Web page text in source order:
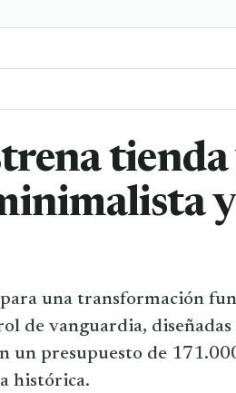
tienda
y
una transformación
de vanguardia,
un presupuesto de
histórica.